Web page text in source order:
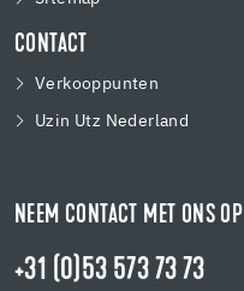
CONTACT
Verkooppunten
Uzin Utz Nederland
NEEM CONTACT MET ONS OP
+31 (0)53 573 73 73